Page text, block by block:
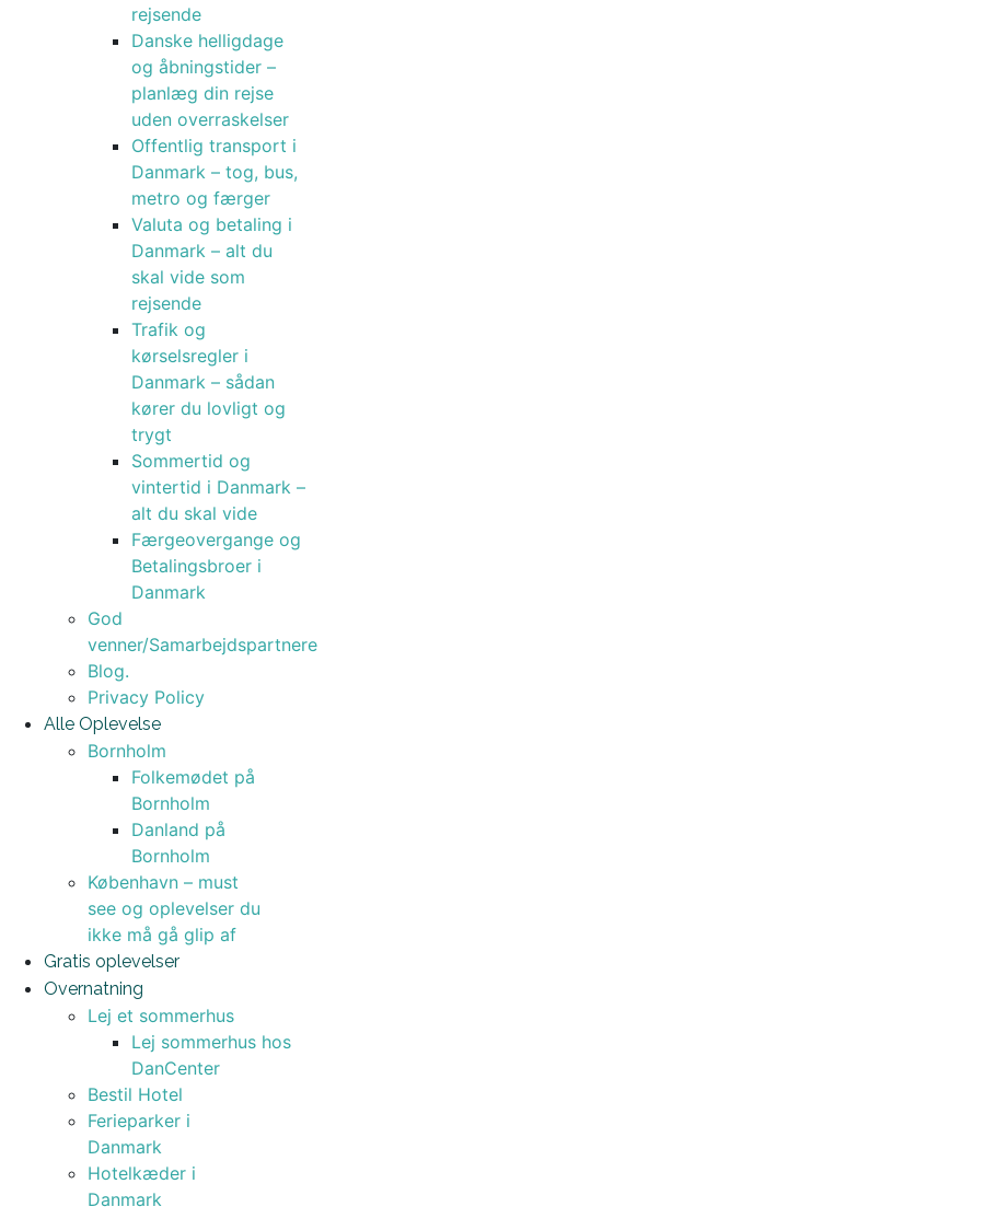
rejsende
Danske helligdage
og åbningstider –
planlæg din rejse
uden overraskelser
Offentlig transport i
Danmark – tog, bus,
metro og færger
Valuta og betaling i
Danmark – alt du
skal vide som
rejsende
Trafik og
kørselsregler i
Danmark – sådan
kører du lovligt og
trygt
Sommertid og
vintertid i Danmark –
alt du skal vide
Færgeovergange og
Betalingsbroer i
Danmark
God
venner/Samarbejdspartnere
Blog.
Privacy Policy
Alle Oplevelse
Bornholm
Folkemødet på
Bornholm
Danland på
Bornholm
København – must
see og oplevelser du
ikke må gå glip af
Gratis oplevelser
Overnatning
Lej et sommerhus
Lej sommerhus hos
DanCenter
Bestil Hotel
Ferieparker i
Danmark
Hotelkæder i
Danmark